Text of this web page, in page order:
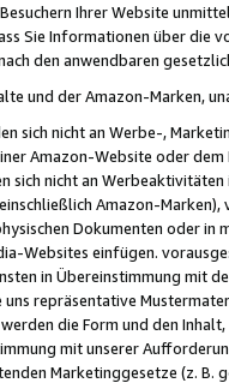
Ihrer Website
Sie Informationen über die
den anwendbaren
und der Amazon-Marken,
sich nicht an Werbe-,
Amazon-Website oder
sich nicht an
Amazon-
Dokumenten oder in
Websites einfügen.
in Übereinstimmung mit
repräsentative
die Form und den
mit unserer
Marketinggesetze (z. B.